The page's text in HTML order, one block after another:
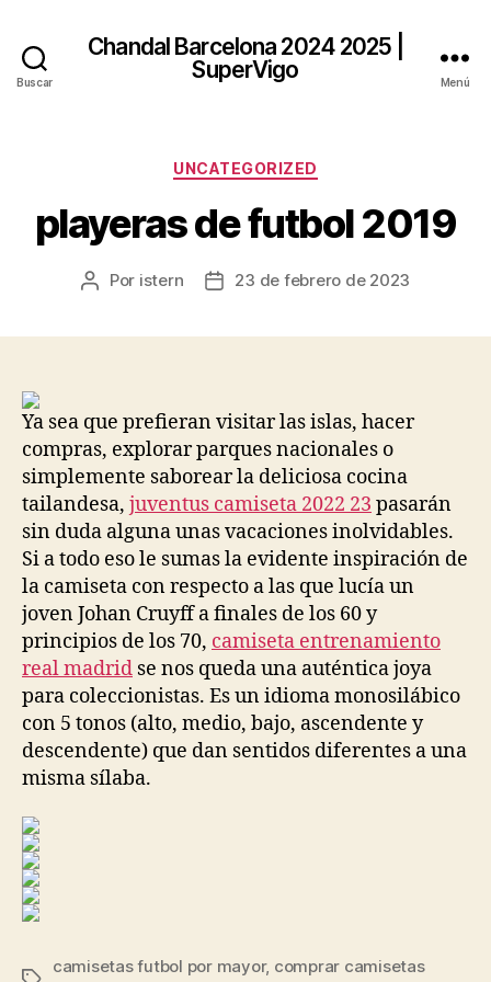
Buscar
Chandal Barcelona 2024 2025 |
SuperVigo
Menú
Categorías
UNCATEGORIZED
playeras de futbol 2019
Autor
Por istern
Fecha23 de febrero de 2023
Ya sea que prefieran visitar las islas, hacer
compras, explorar parques nacionales o
simplemente saborear la deliciosa cocina
tailandesa, juventus camiseta 2022 23 pasarán
sin duda alguna unas vacaciones inolvidables.
Si a todo eso le sumas la evidente inspiración de
la camiseta con respecto a las que lucía un
joven Johan Cruyff a finales de los 60 y
principios de los 70, camiseta entrenamiento
real madrid se nos queda una auténtica joya
para coleccionistas. Es un idioma monosilábico
con 5 tonos (alto, medio, bajo, ascendente y
descendente) que dan sentidos diferentes a una
misma sílaba.
camisetas futbol por mayor, comprar camisetas